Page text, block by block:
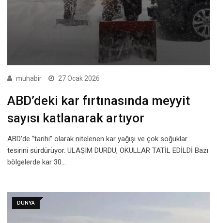
muhabir 27 Ocak 2026
ABD’deki kar fırtınasında meyyit
sayısı katlanarak artıyor
ABD’de “tarihi” olarak nitelenen kar yağışı ve çok soğuklar
tesirini sürdürüyor. ULAŞIM DURDU, OKULLAR TATİL EDİLDİ Bazı
bölgelerde kar 30…
DÜNYA